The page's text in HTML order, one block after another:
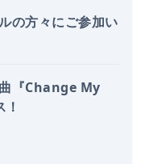
の方々にご参加い
『Change My